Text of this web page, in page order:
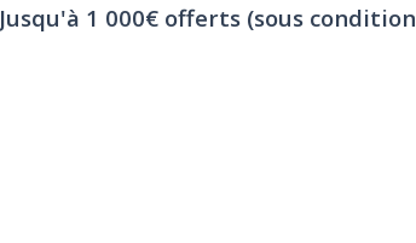
Jusqu'à 1 000€ offerts (sous